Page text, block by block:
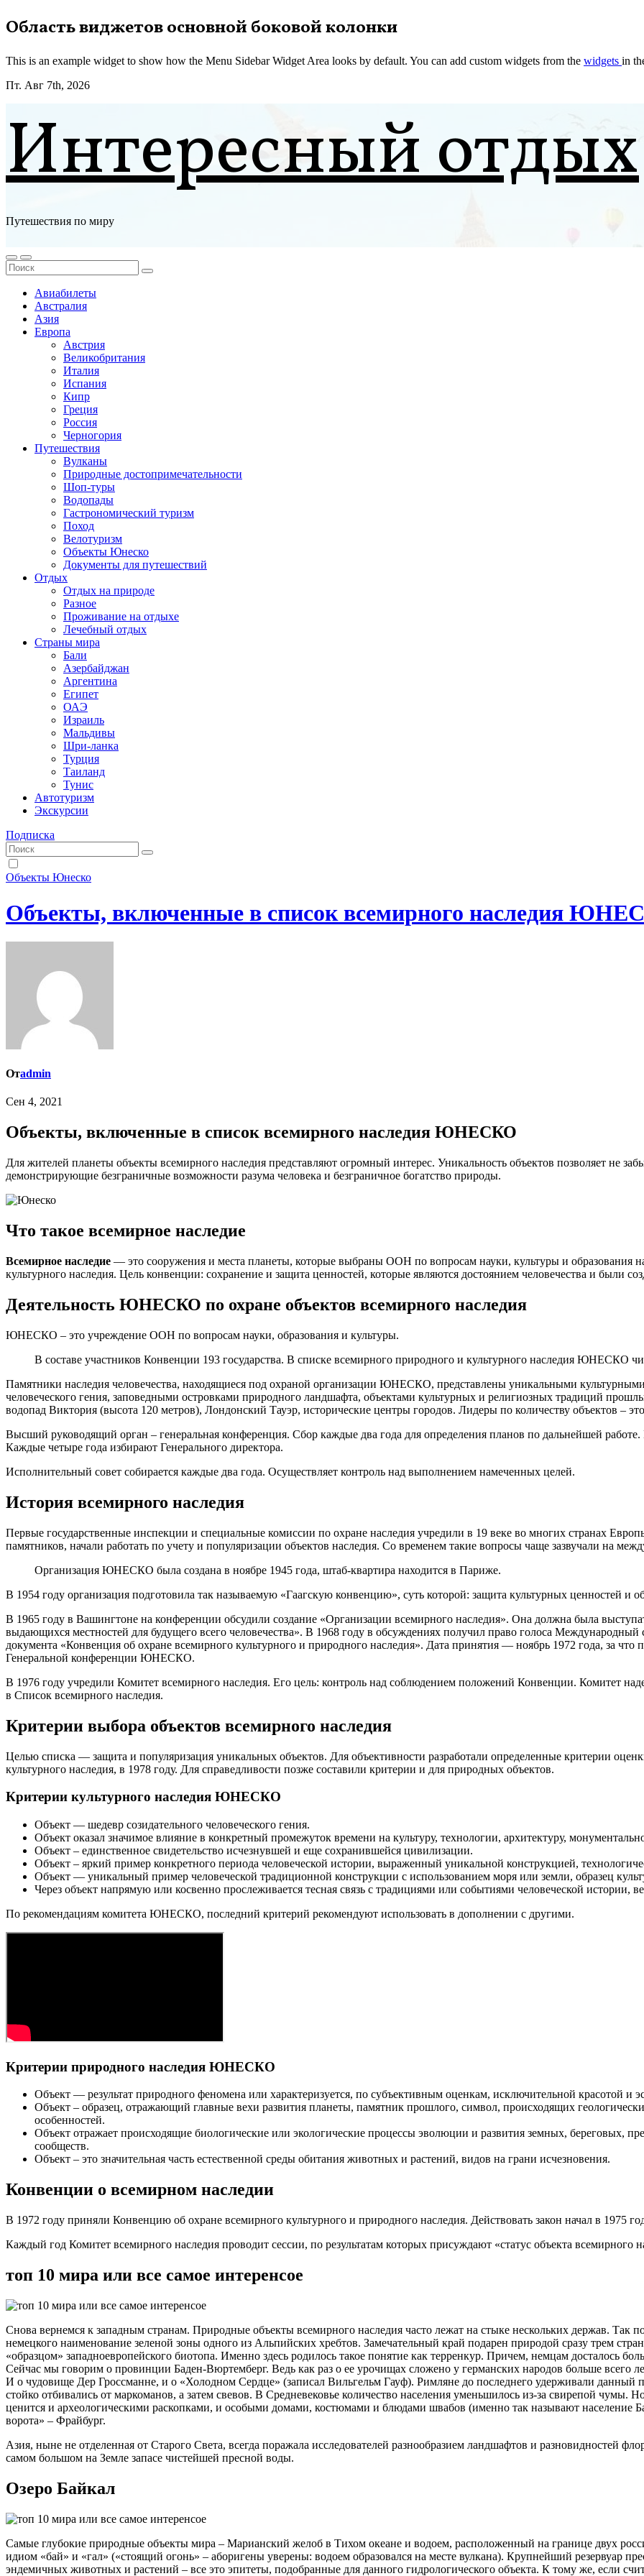
Перейти
к
Область виджетов основной боковой колонки
This is an example widget to show how the Menu Sidebar Widget Area looks by default. You can add custom widgets from the widgets in
Пт. Авг 7th, 2026
Интересный отдых
Путешествия по миру
Авиабилеты
Австралия
Азия
Европа
Австрия
Великобритания
Италия
Испания
Кипр
Греция
Россия
Черногория
Путешествия
Вулканы
Природные достопримечательности
Шоп-туры
Водопады
Гастрономический туризм
Поход
Велотуризм
Объекты Юнеско
Документы для путешествий
Отдых
Отдых на природе
Разное
Проживание на отдыхе
Лечебный отдых
Страны мира
Бали
Азербайджан
Аргентина
Египет
ОАЭ
Израиль
Мальдивы
Шри-ланка
Турция
Таиланд
Тунис
Автотуризм
Экскурсии
Подписка
Объекты Юнеско
Объекты, включенные в список всемирного наследия
Отadmin
Сен 4, 2021
Объекты, включенные в список всемирного наследия ЮНЕСКО
Для жителей планеты объекты всемирного наследия представляют огромный интерес. Уникальность объектов позволяет не забывать величайшие памятники и особые участки природы,
демонстрирующие безграничные возможности разума человека и безграничное богатство природы.
Что такое всемирное наследие
Всемирное наследие — это сооружения и места планеты, которые выбраны ООН по вопросам науки, культуры и образования
культурного наследия. Цель конвенции: сохранение и защита ценностей, которые являются достоянием человечества и были
Деятельность ЮНЕСКО по охране объектов всемирного наследия
ЮНЕСКО – это учреждение ООН по вопросам науки, образования и культуры.
В составе участников Конвенции 193 государства. В списке всемирного природного и культурного наследия ЮНЕСКО
Памятники наследия человечества, находящиеся под охраной организации ЮНЕСКО, представлены уникальными
человеческого гения, заповедными островками природного ландшафта, объектами культурных и религиозных традиций
водопад Виктория (высота 120 метров), Лондонский Тауэр, исторические центры городов. Лидеры по количеству объектов –
Высший руководящий орган – генеральная конференция. Сбор каждые два года для определения планов по дальнейшей
Каждые четыре года избирают Генерального директора.
Исполнительный совет собирается каждые два года. Осуществляет контроль над выполнением намеченных целей.
История всемирного наследия
Первые государственные инспекции и специальные комиссии по охране наследия учредили в 19 веке во многих странах
памятников, начали работать по учету и популяризации объектов наследия. Со временем такие вопросы чаще зазвучали на
Организация ЮНЕСКО была создана в ноябре 1945 года, штаб-квартира находится в Париже.
В 1954 году организация подготовила так называемую «Гаагскую конвенцию», суть которой: защита культурных ценностей и
В 1965 году в Вашингтоне на конференции обсудили создание «Организации всемирного наследия». Она должна была
выдающихся местностей для будущего всего человечества». В 1968 году в обсуждениях получил право голоса
документа «Конвенция об охране всемирного культурного и природного наследия». Дата принятия — ноябрь 1972 года, за что
Генеральной конференции ЮНЕСКО.
В 1976 году учредили Комитет всемирного наследия. Его цель: контроль над соблюдением положений Конвенции. Комитет
в Список всемирного наследия.
Критерии выбора объектов всемирного наследия
Целью списка — защита и популяризация уникальных объектов. Для объективности разработали определенные критерии
культурного наследия, в 1978 году. Для справедливости позже составили критерии и для природных объектов.
Критерии культурного наследия ЮНЕСКО
Объект — шедевр созидательного человеческого гения.
Объект оказал значимое влияние в конкретный промежуток времени на культуру, технологии, архитектуру,
Объект – единственное свидетельство исчезнувшей и еще сохранившейся цивилизации.
Объект – яркий пример конкретного периода человеческой истории, выраженный уникальной конструкцией,
Объект — уникальный пример человеческой традиционной конструкции с использованием моря или земли, образец
Через объект напрямую или косвенно прослеживается тесная связь с традициями или событиями человеческой истории,
По рекомендациям комитета ЮНЕСКО, последний критерий рекомендуют использовать в дополнении с другими.
Критерии природного наследия ЮНЕСКО
Объект — результат природного феномена или характеризуется, по субъективным оценкам, исключительной красотой и
Объект – образец, отражающий главные вехи развития планеты, памятник прошлого, символ, происходящих
особенностей.
Объект отражает происходящие биологические или экологические процессы эволюции и развития земных, береговых,
сообществ.
Объект – это значительная часть естественной среды обитания животных и растений, видов на грани исчезновения.
Конвенции о всемирном наследии
В 1972 году приняли Конвенцию об охране всемирного культурного и природного наследия. Действовать закон начал в 1975
Каждый год Комитет всемирного наследия проводит сессии, по результатам которых присуждают «статус объекта всемирного
топ 10 мира или все самое интеренсое
Снова вернемся к западным странам. Природные объекты всемирного наследия часто лежат на стыке нескольких держав. Так
немецкого наименование зеленой зоны одного из Альпийских хребтов. Замечательный край подарен природой сразу трем
«образцом» западноевропейского биотопа. Именно здесь родилось такое понятие как терренкур. Причем, немцам досталось
Сейчас мы говорим о провинции Баден-Вюртемберг. Ведь как раз о ее урочищах сложено у германских народов больше всего
И о чудовище Дер Гроссманне, и о «Холодном Сердце» (записал Вильгельм Гауф). Римляне до последнего удерживали данный
стойко отбивались от маркоманов, а затем свевов. В Средневековье количество населения уменьшилось из-за свирепой чумы.
ценится и археологическими раскопками, и особыми домами, костюмами и блюдами швабов (именно так называют
ворота» – Фрайбург.
Азия, ныне не отделенная от Старого Света, всегда поражала исследователей разнообразием ландшафтов и разновидностей
самом большом на Земле запасе чистейшей пресной воды.
Озеро Байкал
Самые глубокие природные объекты мира – Марианский желоб в Тихом океане и водоем, расположенный на границе двух
идиом «бай» и «гал» («стоящий огонь» – аборигены уверены: водоем образовался на месте вулкана). Крупнейший резервуар
эндемичных животных и растений – все это эпитеты, подобранные для данного гидрологического объекта. К тому же, если